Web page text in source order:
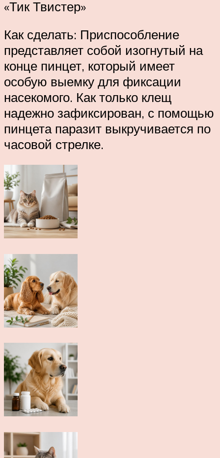
«Тик Твистер»
Как сделать: Приспособление
представляет собой изогнутый на
конце пинцет, который имеет
особую выемку для фиксации
насекомого. Как только клещ
надежно зафиксирован, с помощью
пинцета паразит выкручивается по
часовой стрелке.